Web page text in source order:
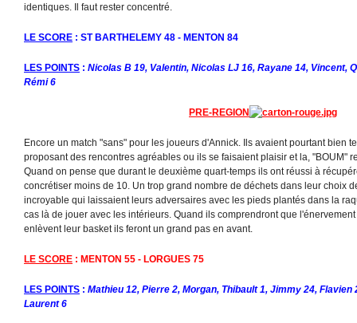
identiques. Il faut rester concentré.
LE SCORE : ST BARTHELEMY 48 - MENTON 84
LES POINTS : Nicolas B 19, Valentin, Nicolas LJ 16, Rayane 14, Vincent,
Rémi 6
PRE-REGION
Encore un match "sans" pour les joueurs d'Annick. Ils avaient pourtant bien
proposant des rencontres agréables ou ils se faisaient plaisir et la, "BOUM"
Quand on pense que durant le deuxième quart-temps ils ont réussi à
concrétiser moins de 10. Un trop grand nombre de déchets dans leur choix
incroyable qui laissaient leurs adversaires avec les pieds plantés dans la
cas là de jouer avec les intérieurs. Quand ils comprendront que
enlèvent leur basket ils feront un grand pas en avant.
LE SCORE : MENTON 55 - LORGUES 75
LES POINTS : Mathieu 12, Pierre 2, Morgan, Thibault 1, Jimmy 24, Flavien
Laurent 6